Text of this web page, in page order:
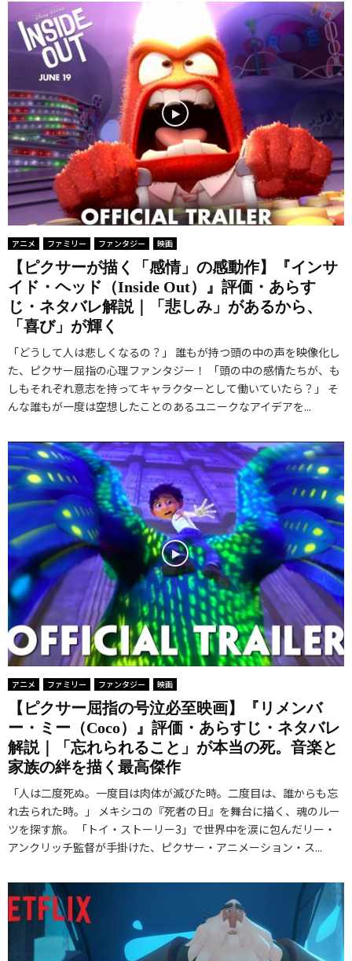
アニメ ファミリー ファンタジー 映画
【ピクサーが描く「感情」の感動作】『インサ
イド・ヘッド（Inside Out）』評価・あらす
じ・ネタバレ解説｜「悲しみ」があるから、
「喜び」が輝く
「どうして人は悲しくなるの？」 誰もが持つ頭の中の声を映像化し
た、ピクサー屈指の心理ファンタジー！ 「頭の中の感情たちが、も
しもそれぞれ意志を持ってキャラクターとして働いていたら？」 そ
んな誰もが一度は空想したことのあるユニークなアイデアを...
アニメ ファミリー ファンタジー 映画
【ピクサー屈指の号泣必至映画】『リメンバ
ー・ミー（Coco）』評価・あらすじ・ネタバレ
解説｜「忘れられること」が本当の死。音楽と
家族の絆を描く最高傑作
「人は二度死ぬ。一度目は肉体が滅びた時。二度目は、誰からも忘
れ去られた時。」 メキシコの『死者の日』を舞台に描く、魂のルー
ツを探す旅。 「トイ・ストーリー3」で世界中を涙に包んだリー・
アンクリッチ監督が手掛けた、ピクサー・アニメーション・ス...